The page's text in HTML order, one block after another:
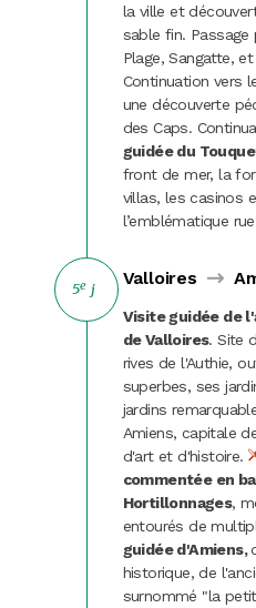
la ville et
sable fin.
Plage, Sangatte,
Continuation vers
une découverte
des Caps.
guidée du
front de mer, la
villas, les casinos
l’emblématique
5e j
Valloires
Visite guidée de
de Valloires. Site
rives de l'Authie,
superbes, ses
jardins
Amiens, capitale
d'art et d'histoire.
commentée en
Hortillonnages,
entourés de
guidéed'Amiens,
historique, de
surnommé "la